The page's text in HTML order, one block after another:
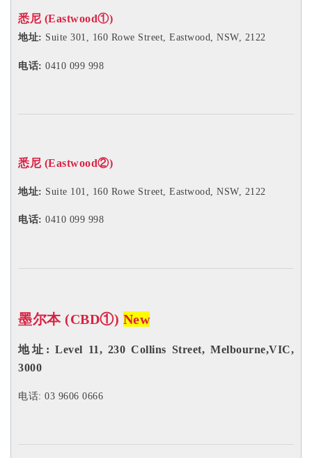
悉尼 (Eastwood①)
地址: Suite 301, 160 Rowe Street, Eastwood, NSW, 2122
电话: 0410 099 998
悉尼 (Eastwood②)
地址: Suite 101, 160 Rowe Street, Eastwood, NSW, 2122
电话: 0410 099 998
墨尔本 (CBD①) New
地址: Level 11, 230 Collins Street, Melbourne,VIC,
3000
电话: 03 9606 0666